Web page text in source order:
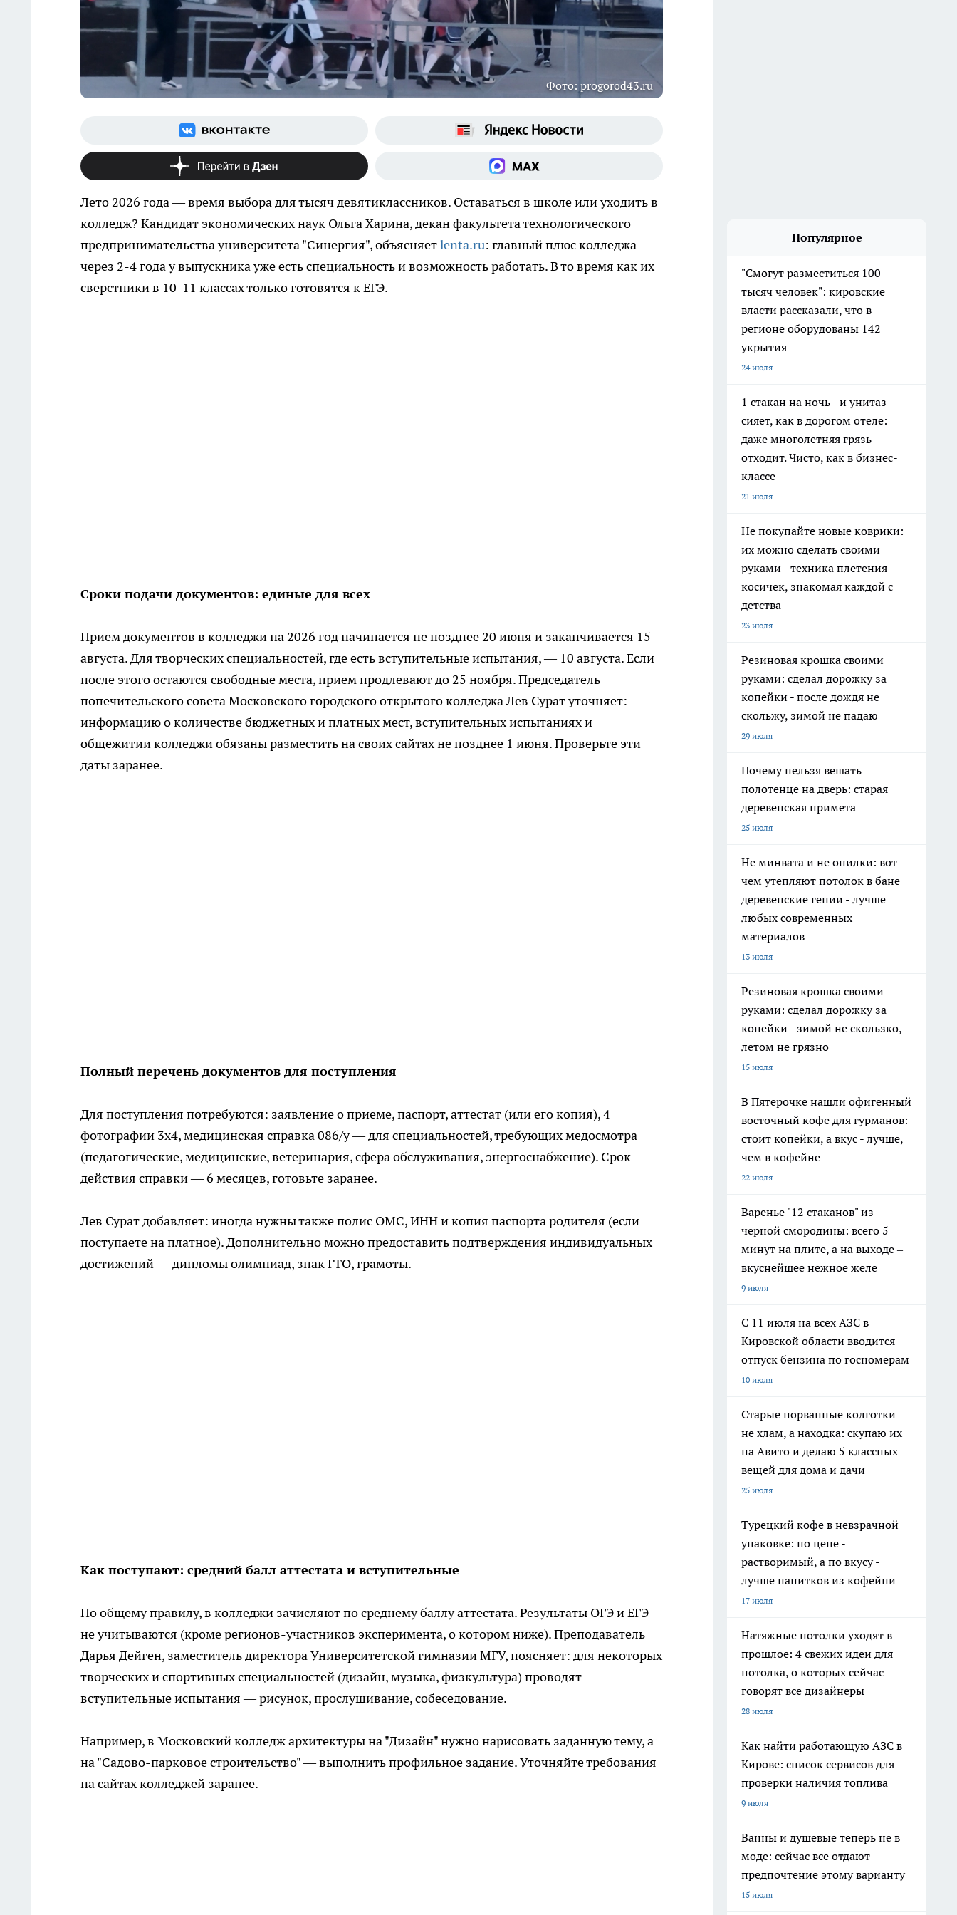
Фото: progorod43.ru
Лето 2026 года — время выбора для тысяч девятиклассников. Оставаться в школе или уходить в
колледж? Кандидат экономических наук Ольга Харина, декан факультета технологического
предпринимательства университета "Синергия", объясняетlenta.ru: главный плюс колледжа —
через 2-4 года у выпускника уже есть специальность и возможность работать. В то время как их
сверстники в 10-11 классах только готовятся к ЕГЭ.
Сроки подачи документов: единые для всех
Прием документов в колледжи на 2026 год начинается не позднее 20 июня и заканчивается 15
августа. Для творческих специальностей, где есть вступительные испытания, — 10 августа. Если
после этого остаются свободные места, прием продлевают до 25 ноября. Председатель
попечительского совета Московского городского открытого колледжа Лев Сурат уточняет:
информацию о количестве бюджетных и платных мест, вступительных испытаниях и
общежитии колледжи обязаны разместить на своих сайтах не позднее 1 июня. Проверьте эти
даты заранее.
Полный перечень документов для поступления
Для поступления потребуются: заявление о приеме, паспорт, аттестат (или его копия), 4
фотографии 3х4, медицинская справка 086/у — для специальностей, требующих медосмотра
(педагогические, медицинские, ветеринария, сфера обслуживания, энергоснабжение). Срок
действия справки — 6 месяцев, готовьте заранее.
Лев Сурат добавляет: иногда нужны также полис ОМС, ИНН и копия паспорта родителя (если
поступаете на платное). Дополнительно можно предоставить подтверждения индивидуальных
достижений — дипломы олимпиад, знак ГТО, грамоты.
Как поступают: средний балл аттестата и вступительные
По общему правилу, в колледжи зачисляют по среднему баллу аттестата. Результаты ОГЭ и ЕГЭ
не учитываются (кроме регионов-участников эксперимента, о котором ниже). Преподаватель
Дарья Дейген, заместитель директора Университетской гимназии МГУ, поясняет: для некоторых
творческих и спортивных специальностей (дизайн, музыка, физкультура) проводят
вступительные испытания — рисунок, прослушивание, собеседование.
Например, в Московский колледж архитектуры на "Дизайн" нужно нарисовать заданную тему, а
на "Садово-парковое строительство" — выполнить профильное задание. Уточняйте требования
на сайтах колледжей заранее.
Популярное
"Смогут разместиться 100
тысяч человек": кировские
власти рассказали, что в
регионе оборудованы 142
укрытия
24 июля
1 стакан на ночь - и унитаз
сияет, как в дорогом отеле:
даже многолетняя грязь
отходит. Чисто, как в бизнес-
классе
21 июля
Не покупайте новые коврики:
их можно сделать своими
руками - техника плетения
косичек, знакомая каждой с
детства
23 июля
Резиновая крошка своими
руками: сделал дорожку за
копейки - после дождя не
скольжу, зимой не падаю
29 июля
Почему нельзя вешать
полотенце на дверь: старая
деревенская примета
25 июля
Не минвата и не опилки: вот
чем утепляют потолок в бане
деревенские гении - лучше
любых современных
материалов
13 июля
Резиновая крошка своими
руками: сделал дорожку за
копейки - зимой не скользко,
летом не грязно
15 июля
В Пятерочке нашли офигенный
восточный кофе для гурманов:
стоит копейки, а вкус - лучше,
чем в кофейне
22 июля
Варенье "12 стаканов" из
черной смородины: всего 5
минут на плите, а на выходе –
вкуснейшее нежное желе
9 июля
С 11 июля на всех АЗС в
Кировской области вводится
отпуск бензина по госномерам
10 июля
Старые порванные колготки —
не хлам, а находка: скупаю их
на Авито и делаю 5 классных
вещей для дома и дачи
25 июля
Турецкий кофе в невзрачной
упаковке: по цене -
растворимый, а по вкусу -
лучше напитков из кофейни
17 июля
Натяжные потолки уходят в
прошлое: 4 свежих идеи для
потолка, о которых сейчас
говорят все дизайнеры
28 июля
Как найти работающую АЗС в
Кирове: список сервисов для
проверки наличия топлива
9 июля
Ванны и душевые теперь не в
моде: сейчас все отдают
предпочтение этому варианту
15 июля